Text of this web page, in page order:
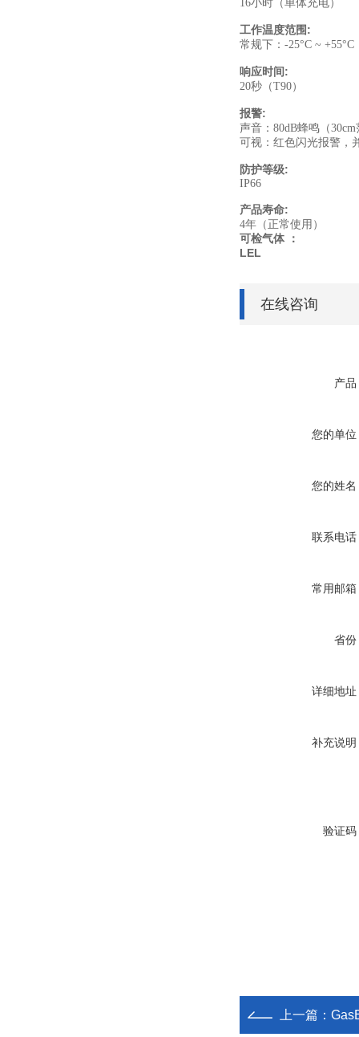
16小时（单体充电）
工作温度范围:
常规下： -25°C ~ +55°C
响应时间:
20秒（T90）
报警:
声音： 80dB蜂鸣 （30cm
可视：红色闪光报警，
防护等级:
IP66
产品寿命:
4年（正常使用）
可检气体 ：
LEL
在线咨询
产品
您的单位
您的姓名
联系电话
常用邮箱
省份
详细地址
补充说明
验证码
上一篇：